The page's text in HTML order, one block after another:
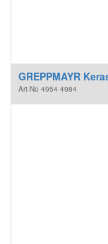
GREPPMAYR
Art-No 4954 4984